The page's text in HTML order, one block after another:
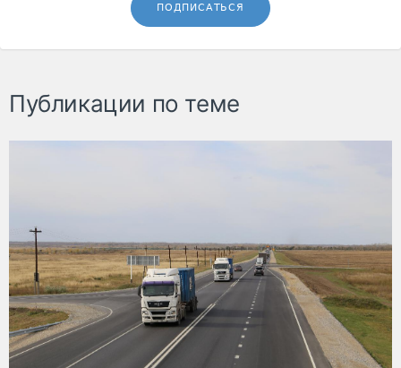
ПОДПИСАТЬСЯ
Публикации по теме